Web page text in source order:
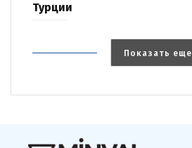
Турции
Показать еще